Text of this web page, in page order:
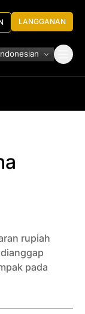
LANGGANAN
rupiah
pada